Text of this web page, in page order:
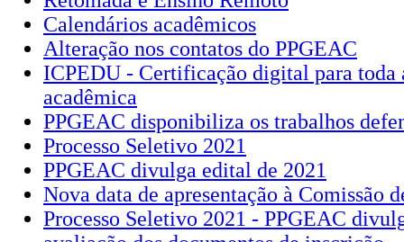
Calendários acadêmicos
Alteração nos contatos do PPGEAC
ICPEDU - Certificação digital para toda
acadêmica
PPGEAC disponibiliza os trabalhos
Processo Seletivo 2021
PPGEAC divulga edital de 2021
Nova data de apresentação à Comissão
Processo Seletivo 2021 - PPGEAC